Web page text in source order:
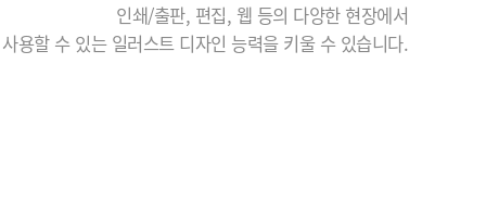
인쇄/출판, 편집, 웹 등의 다양한 현장에서
사용할 수 있는 일러스트 디자인 능력을 키울 수 있습니다.